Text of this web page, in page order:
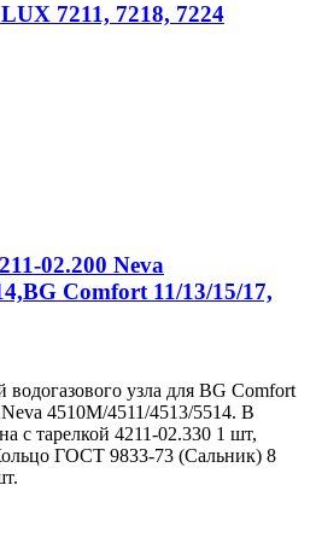
7211, 7218, 7224
02.200 Neva
Comfort 11/13/15/17,
водогазового узла для BG Comfort
4510M/4511/4513/5514. В
с тарелкой 4211-02.330 1 шт,
ГОСТ 9833-73 (Сальник) 8